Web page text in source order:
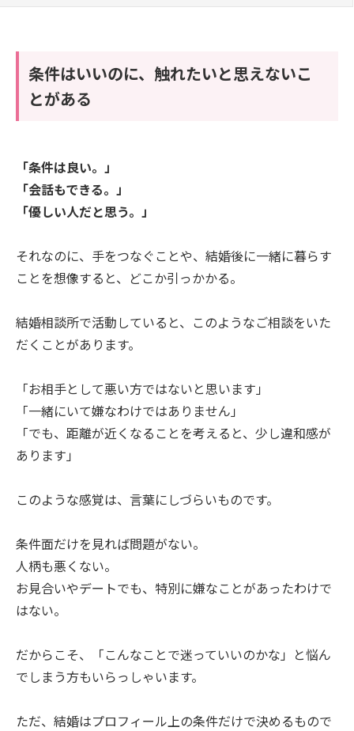
条件はいいのに、触れたいと思えないこ
とがある
「条件は良い。」
「会話もできる。」
「優しい人だと思う。」
それなのに、手をつなぐことや、結婚後に一緒に暮らす
ことを想像すると、どこか引っかかる。
結婚相談所で活動していると、このようなご相談をいた
だくことがあります。
「お相手として悪い方ではないと思います」
「一緒にいて嫌なわけではありません」
「でも、距離が近くなることを考えると、少し違和感が
あります」
このような感覚は、言葉にしづらいものです。
条件面だけを見れば問題がない。
人柄も悪くない。
お見合いやデートでも、特別に嫌なことがあったわけで
はない。
だからこそ、「こんなことで迷っていいのかな」と悩ん
でしまう方もいらっしゃいます。
ただ、結婚はプロフィール上の条件だけで決めるもので